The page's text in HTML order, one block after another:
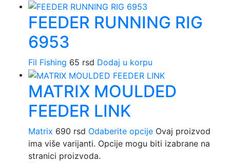
FEEDER RUNNING RIG
6953
Fil Fishing 65 rsd Dodaj u korpu
MATRIX MOULDED
FEEDER LINK
Matrix 690 rsd Odaberite opcije Ovaj proizvod
ima više varijanti. Opcije mogu biti izabrane na
stranici proizvoda.